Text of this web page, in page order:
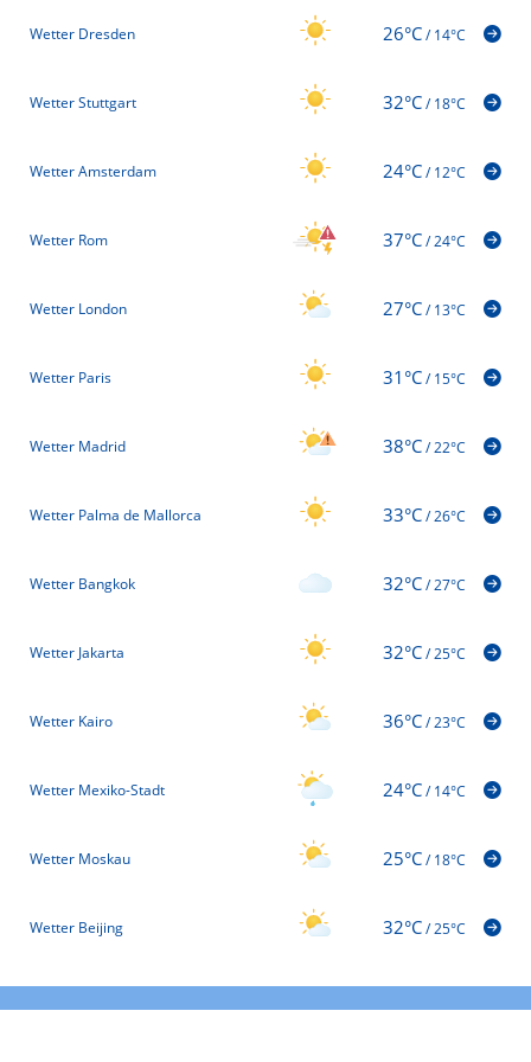
Wetter Dresden 26°C/14°C
Wetter Stuttgart 32°C/18°C
Wetter Amsterdam 24°C/12°C
Wetter Rom 37°C/24°C
Wetter London 27°C/13°C
Wetter Paris 31°C/15°C
Wetter Madrid 38°C/22°C
Wetter Palma de Mallorca 33°C/26°C
Wetter Bangkok 32°C/27°C
Wetter Jakarta 32°C/25°C
Wetter Kairo 36°C/23°C
Wetter Mexiko-Stadt 24°C/14°C
Wetter Moskau 25°C/18°C
Wetter Beijing 32°C/25°C